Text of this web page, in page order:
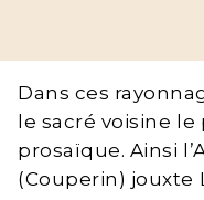
Dans ces
le sacré voisine
prosaïque. Ainsi
(Couperin) jouxte